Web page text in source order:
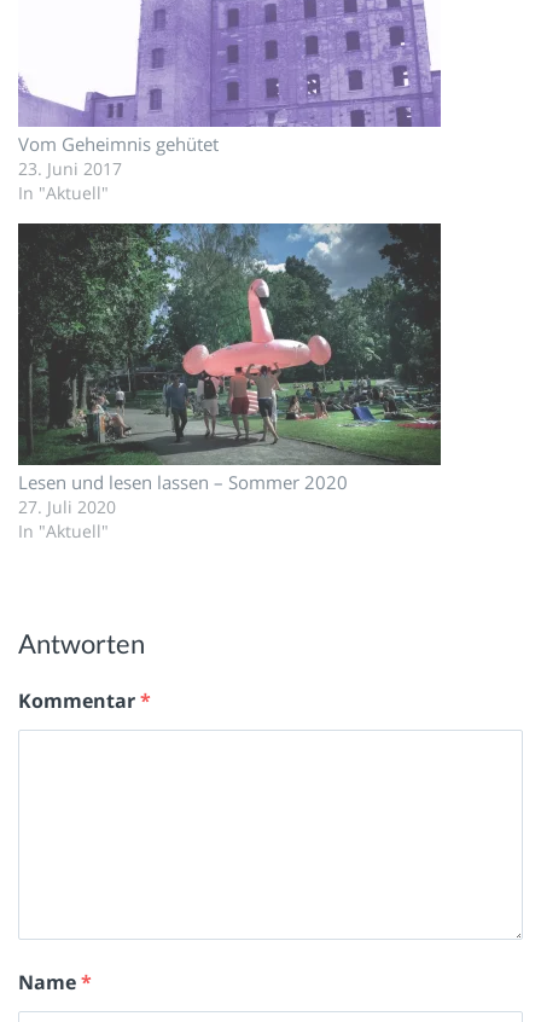
Vom Geheimnis gehütet
23. Juni 2017
In "Aktuell"
Lesen und lesen lassen – Sommer 2020
27. Juli 2020
In "Aktuell"
Antworten
Kommentar*
Name*